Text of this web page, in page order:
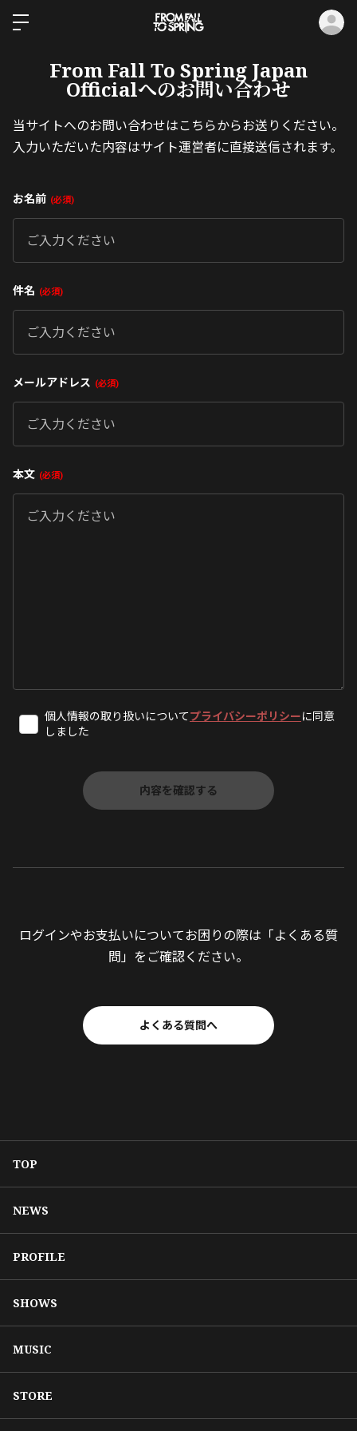
From Fall To Spring Japan
Officialへのお問い合わせ
当サイトへのお問い合わせはこちらからお送りください。
入力いただいた内容はサイト運営者に直接送信されます。
お名前 必須
件名 必須
メールアドレス 必須
本文 必須
個人情報の取り扱いについてプライバシーポリシーに同意
しました
ログインやお支払いについてお困りの際は「よくある質
問」をご確認ください。
よくある質問へ
TOP
NEWS
PROFILE
SHOWS
MUSIC
STORE